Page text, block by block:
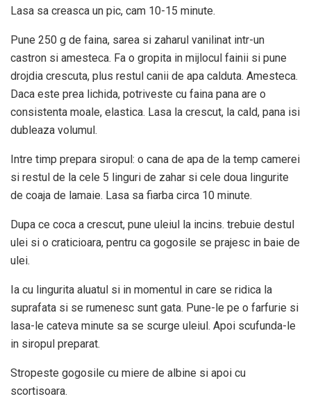
Lasa sa creasca un pic, cam 10-15 minute.
Pune 250 g de faina, sarea si zaharul vanilinat intr-un
castron si amesteca. Fa o gropita in mijlocul fainii si pune
drojdia crescuta, plus restul canii de apa calduta. Amesteca.
Daca este prea lichida, potriveste cu faina pana are o
consistenta moale, elastica. Lasa la crescut, la cald, pana isi
dubleaza volumul.
Intre timp prepara siropul: o cana de apa de la temp camerei
si restul de la cele 5 linguri de zahar si cele doua lingurite
de coaja de lamaie. Lasa sa fiarba circa 10 minute.
Dupa ce coca a crescut, pune uleiul la incins. trebuie destul
ulei si o craticioara, pentru ca gogosile se prajesc in baie de
ulei.
Ia cu lingurita aluatul si in momentul in care se ridica la
suprafata si se rumenesc sunt gata. Pune-le pe o farfurie si
lasa-le cateva minute sa se scurge uleiul. Apoi scufunda-le
in siropul preparat.
Stropeste gogosile cu miere de albine si apoi cu
scortisoara.